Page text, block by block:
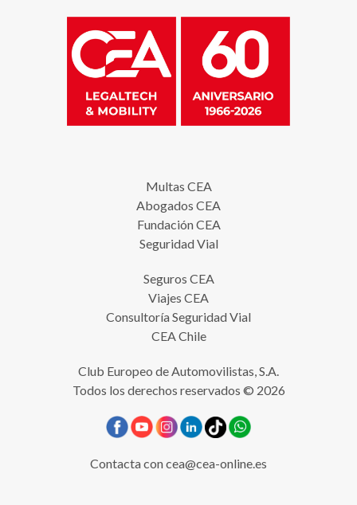
Multas CEA
Abogados CEA
Fundación CEA
Seguridad Vial
Seguros CEA
Viajes CEA
Consultoría Seguridad Vial
CEA Chile
Club Europeo de Automovilistas, S.A.
Todos los derechos reservados © 2026
Contacta concea@cea-online.es